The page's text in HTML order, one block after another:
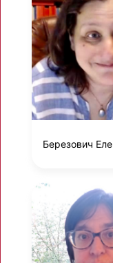
Березович